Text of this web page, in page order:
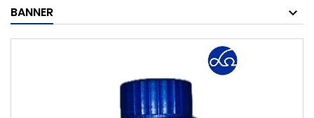
BANNER